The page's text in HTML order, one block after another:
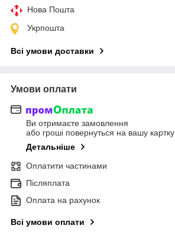
Нова Пошта
Укрпошта
Всі умови доставки
Умови оплати
Ви отримаєте замовлення
або гроші повернуться на вашу картку
Детальніше
Оплатити частинами
Післяплата
Оплата на рахунок
Всі умови оплати